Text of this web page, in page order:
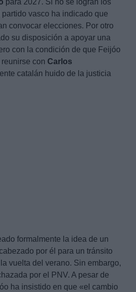
para 2027. Si no se logran los
vasco ha indicado que
convocar elecciones. Por otro
su disposición a apoyar una
con la condición de que Feijóo
reunirse con Carlos
catalán huido de la justicia
formalmente la idea de un
por él para un tránsito
vuelta del verano. Sin embargo,
por el PNV. A pesar de
ha insistido en que «el cambio